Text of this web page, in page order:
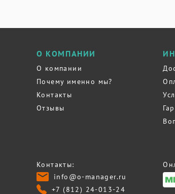
О КОМПАНИИ
О компании
Почему именно мы?
Контакты
Отзывы
Контакты:
info@o-manager.ru
+7 (812) 24-013-24